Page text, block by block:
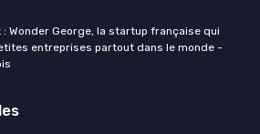
Wonder George, la startup française qui
entreprises partout dans le monde -